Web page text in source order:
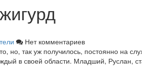
Нет комментариев
но, так уж получилось, постоянно на
в своей области. Младший, Руслан,